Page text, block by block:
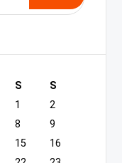
S
S
1
2
8
9
15
16